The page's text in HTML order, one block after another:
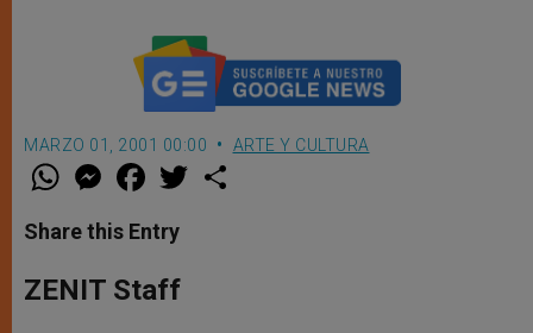
MARZO 01, 2001 00:00 ARTE Y CULTURA
W
t
s
p
p
M
e
s
e
g
e
F
a
e
b
o
k
w
Share this Entry
ZENIT Staff